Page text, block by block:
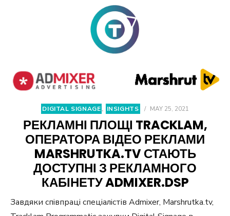
DIGITAL SIGNAGE, INSIGHTS / MAY 25, 2021
РЕКЛАМНІ ПЛОЩІ TRACKLAM,
ОПЕРАТОРА ВІДЕО РЕКЛАМИ
MARSHRUTKA.TV СТАЮТЬ
ДОСТУПНІ З РЕКЛАМНОГО
КАБІНЕТУ ADMIXER.DSP
Завдяки співпраці спеціалістів Admixer, Marshrutka.tv,